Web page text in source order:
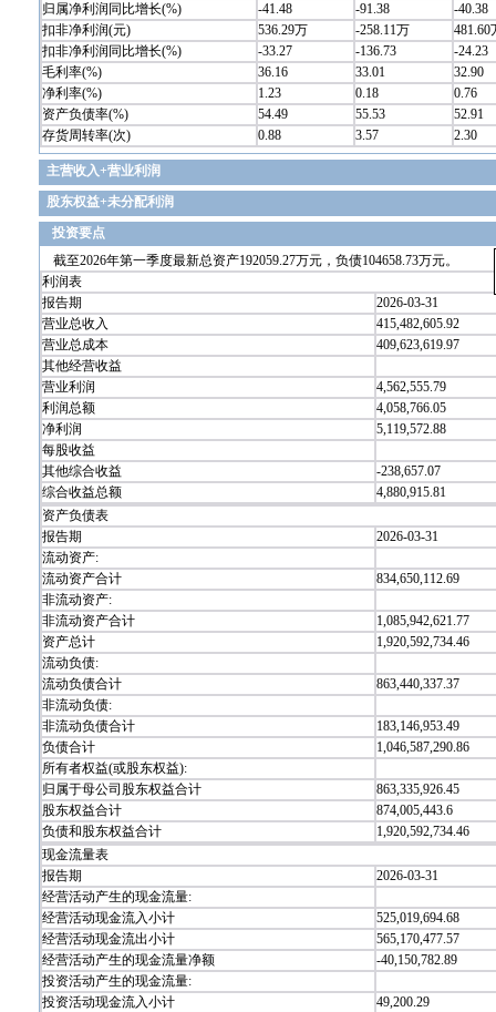
归属净利润同比增长(%)
-41.48 -91.38
-40.38
扣非净利润(元)
536.29万 -258.11万
481.60
扣非净利润同比增长(%)
-33.27 -136.73
-24.23
毛利率(%)
36.16 33.01
32.90
净利率(%)
1.23 0.18
0.76
资产负债率(%)
54.49 55.53
52.91
存货周转率(次)
0.88 3.57 2.30
主营收入+营业利润
股东权益+未分配利润
投资要点
截至2026年第一季度最新总资产192059.27万元，负债104658.73万元。
利润表
报告期
2026-03-31
营业总收入
415,482,605.92
营业总成本
409,623,619.97
其他经营收益
营业利润
4,562,555.79
利润总额
4,058,766.05
净利润
5,119,572.88
每股收益
其他综合收益
-238,657.07
综合收益总额
4,880,915.81
资产负债表
报告期
2026-03-31
流动资产:
流动资产合计
834,650,112.69
非流动资产:
非流动资产合计
1,085,942,621.77
资产总计
1,920,592,734.46
流动负债:
流动负债合计
863,440,337.37
非流动负债:
非流动负债合计
183,146,953.49
负债合计
1,046,587,290.86
所有者权益(或股东权益):
归属于母公司股东权益合计
863,335,926.45
股东权益合计
874,005,443.6
负债和股东权益合计
1,920,592,734.46
现金流量表
报告期
2026-03-31
经营活动产生的现金流量:
经营活动现金流入小计
525,019,694.68
经营活动现金流出小计
565,170,477.57
经营活动产生的现金流量净额
-40,150,782.89
投资活动产生的现金流量:
投资活动现金流入小计
49,200.29